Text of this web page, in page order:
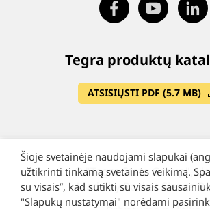
Tegra produktų
ATSISIŲSTI PDF (5.7 MB)
©"Tegra State Group",
Made by Rocket Sience
Šioje svetainėje naudojami slapukai
užtikrinti tinkamą svetainės veikimą.
su visais”, kad sutikti su visais
"Slapukų nustatymai" norėdami